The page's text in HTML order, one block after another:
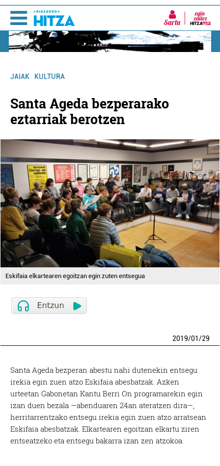
Sartu
JAIAK KULTURA
Santa Ageda bezperarako
eztarriak berotzen
Eskifaia elkartearen egoitzan egin zuten entsegua
2019/01/29
Santa Ageda bezperan abestu nahi dutenekin entsegu
irekia egin zuen atzo Eskifaia abesbatzak. Azken
urteetan Gabonetan Kantu Berri On programarekin egin
izan duen bezala —abenduaren 24an ateratzen dira—,
herritarrentzako entsegu irekia egin zuen atzo arratsean
Eskifaia abesbatzak. Elkartearen egoitzan elkartu ziren
entseatzeko eta entsegu bakarra izan zen atzokoa.